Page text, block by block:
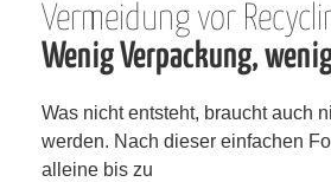
Vermeidung vor
Wenig Verpackung, wenig
Was nicht entsteht, braucht auch
werden. Nach dieser einfachen
alleine bis zu